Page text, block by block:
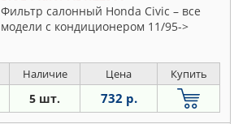
Фильтр салонный Honda Civic – все
модели с кондиционером 11/95->
Наличие Цена Купить
5 шт. 732 р.